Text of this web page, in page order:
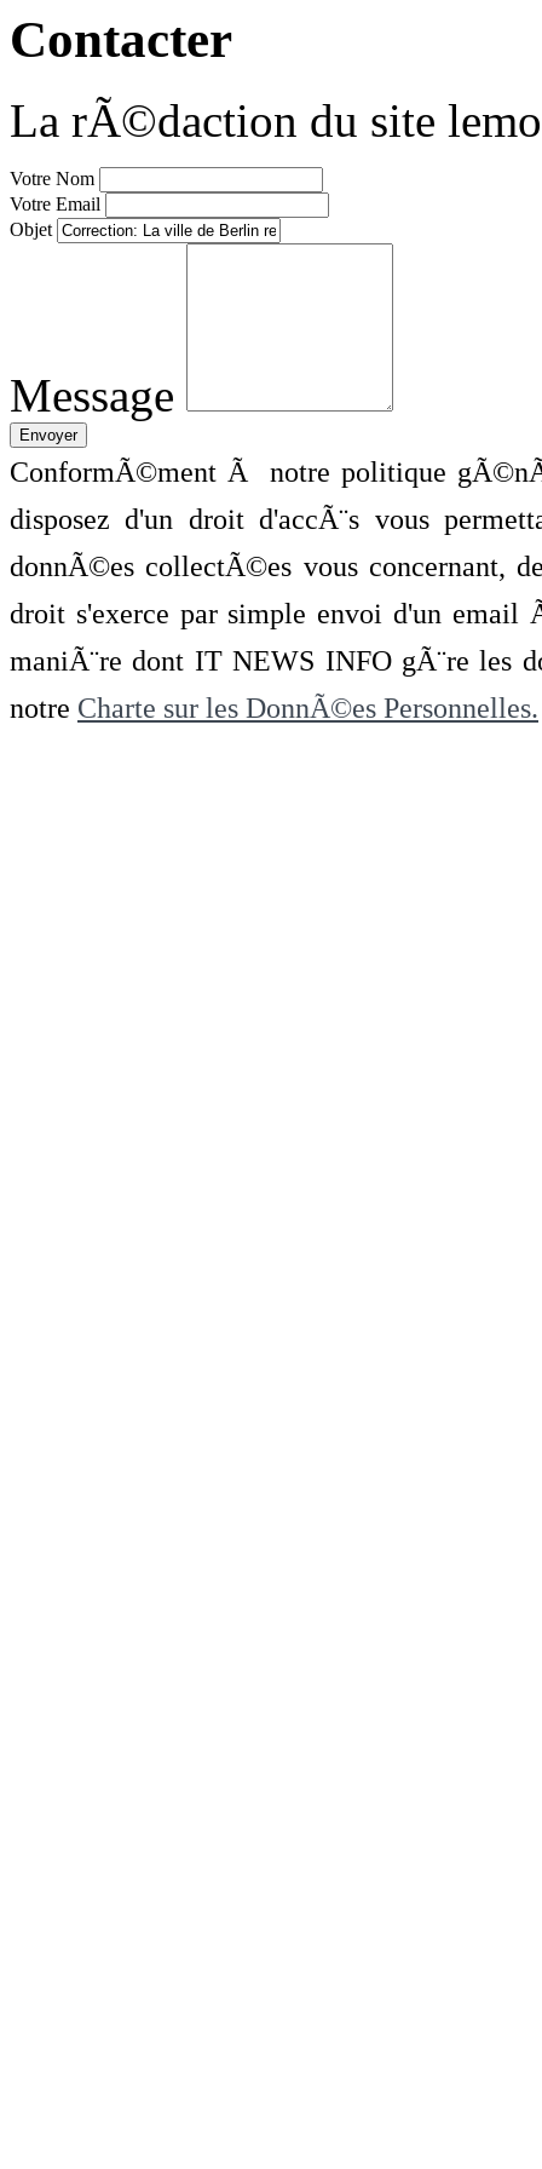
Contacter
La rÃ©daction du site
Votre Nom
Votre Email
Objet
Message
ConformÃ©ment Ã notre politique
disposez d'un droit d'accÃ¨s vous
donnÃ©es collectÃ©es vous concernant,
droit s'exerce par simple envoi d'un
maniÃ¨re dont IT NEWS INFO gÃ¨re les
notre Charte sur les DonnÃ©es Personnelles.